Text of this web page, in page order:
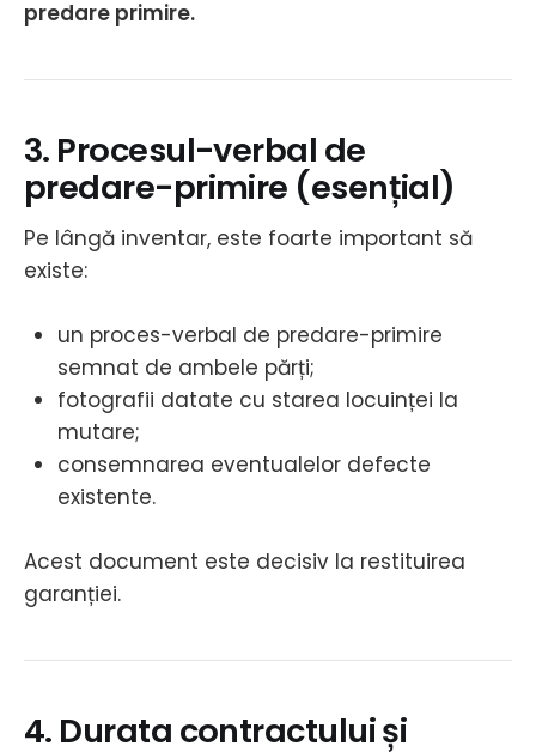
predare primire.
3. Procesul-verbal de
predare-primire (esențial)
Pe lângă inventar, este foarte important să
existe:
un proces-verbal de predare-primire
semnat de ambele părți;
fotografii datate cu starea locuinței la
mutare;
consemnarea eventualelor defecte
existente.
Acest document este decisiv la restituirea
garanției.
4. Durata contractului și